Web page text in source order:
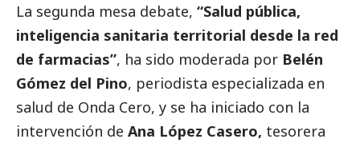
La segunda mesa debate, “Salud pública,
inteligencia sanitaria territorial desde la red
de farmacias”, ha sido moderada por Belén
Gómez del Pino, periodista especializada en
salud de Onda Cero, y se ha iniciado con la
intervención de Ana López Casero, tesorera